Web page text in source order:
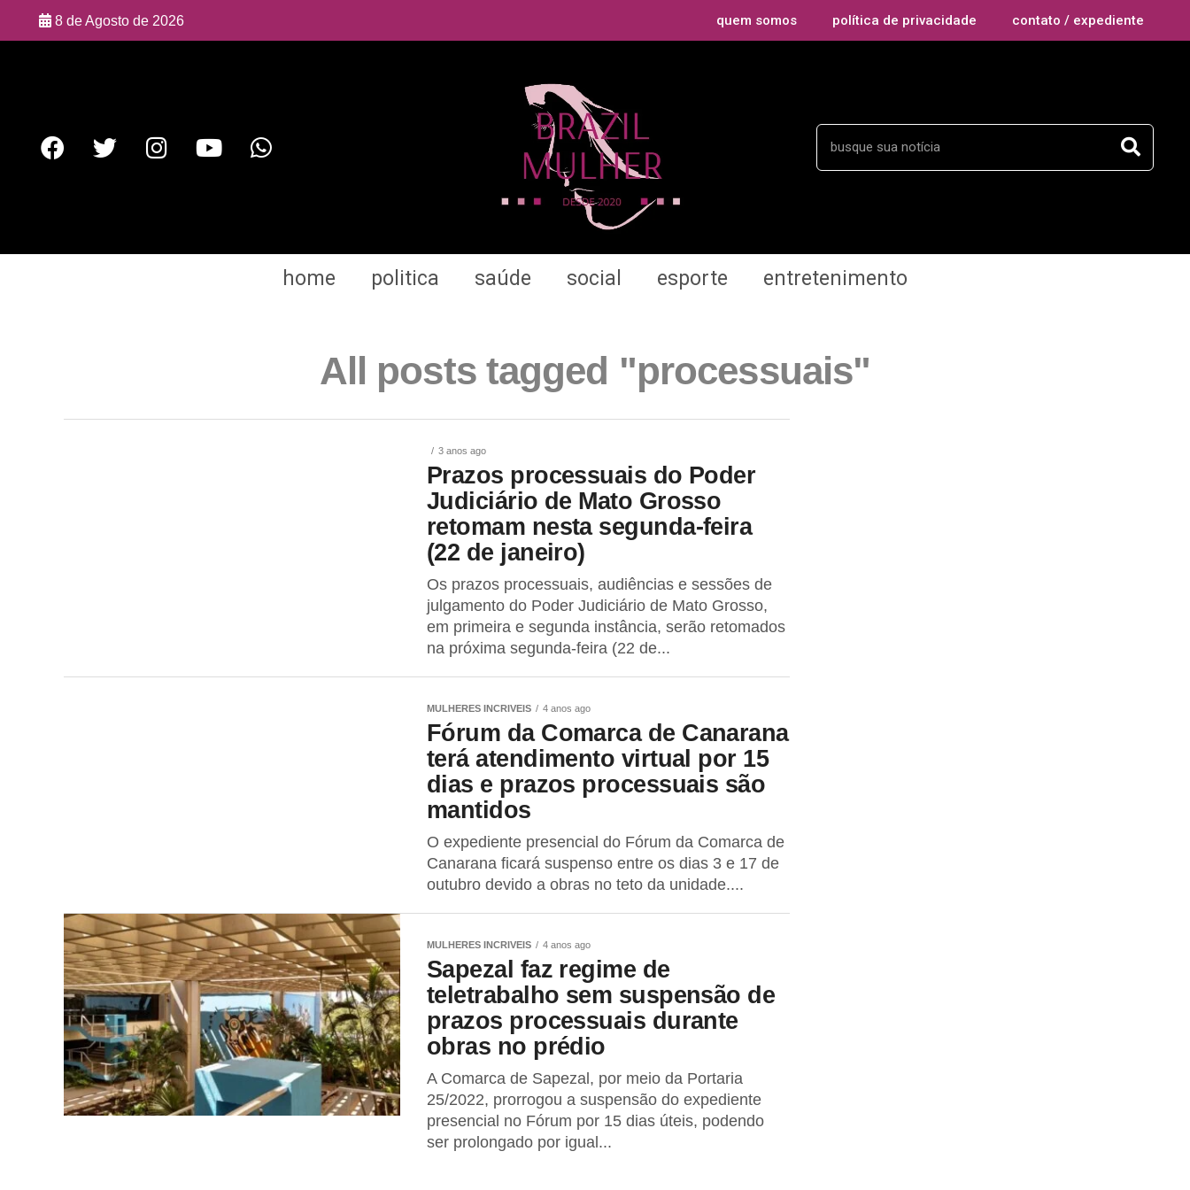
8 de Agosto de 2026 quem somos política de privacidade contato / expediente
home politica saúde social esporte entretenimento
All posts tagged "processuais"
3 anos ago
Prazos processuais do Poder
Judiciário de Mato Grosso
retomam nesta segunda-feira
(22 de janeiro)
Os prazos processuais, audiências e sessões de
julgamento do Poder Judiciário de Mato Grosso,
em primeira e segunda instância, serão retomados
na próxima segunda-feira (22 de...
MULHERES INCRIVEIS 4 anos ago
Fórum da Comarca de Canarana
terá atendimento virtual por 15
dias e prazos processuais são
mantidos
O expediente presencial do Fórum da Comarca de
Canarana ficará suspenso entre os dias 3 e 17 de
outubro devido a obras no teto da unidade....
MULHERES INCRIVEIS 4 anos ago
Sapezal faz regime de
teletrabalho sem suspensão de
prazos processuais durante
obras no prédio
A Comarca de Sapezal, por meio da Portaria
25/2022, prorrogou a suspensão do expediente
presencial no Fórum por 15 dias úteis, podendo
ser prolongado por igual...